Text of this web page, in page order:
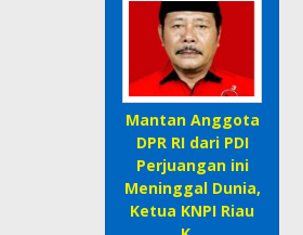
Mantan Anggota
DPR RI dari PDI
Perjuangan ini
Meninggal Dunia,
Ketua KNPI Riau